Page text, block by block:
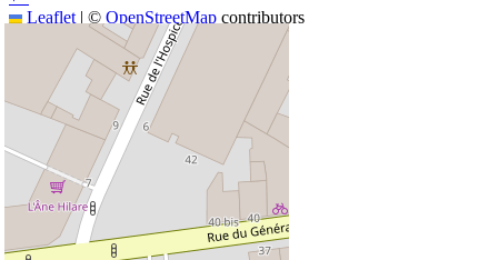
Leaflet | © OpenStreetMap contributors